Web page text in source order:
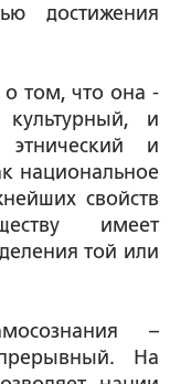
достижения
том, что она -
и
и
национальное
свойств
имеет
той или
–
На